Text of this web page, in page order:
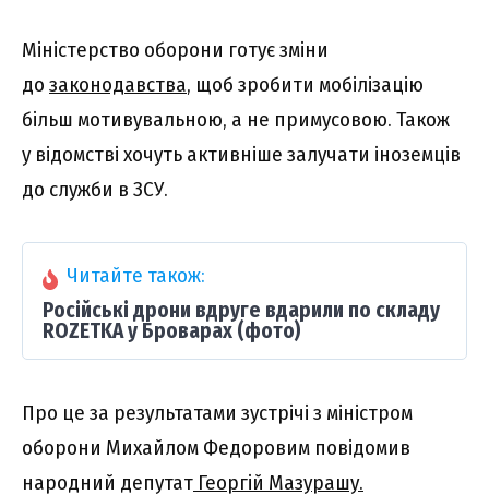
Міністерство оборони готує зміни
до законодавства, щоб зробити мобілізацію
більш мотивувальною, а не примусовою. Також
у відомстві хочуть активніше залучати іноземців
до служби в ЗСУ.
Читайте також:
Російські дрони вдруге вдарили по складу
ROZETKA у Броварах (фото)
Про це за результатами зустрічі з міністром
оборони Михайлом Федоровим повідомив
народний депутат Георгій Мазурашу.